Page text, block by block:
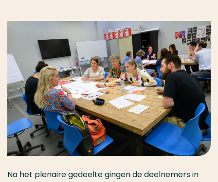
Na het plenaire gedeelte gingen de deelnemers in